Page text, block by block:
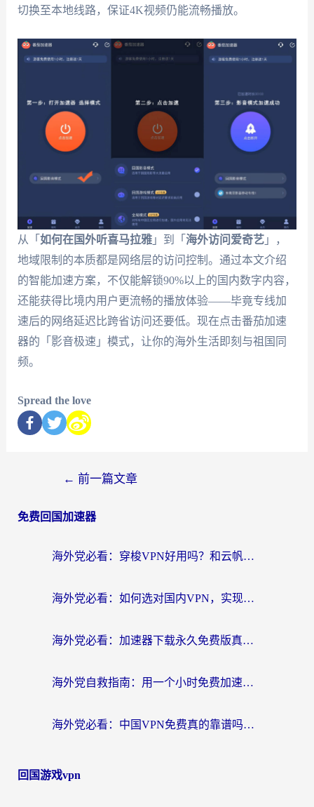
切换至本地线路，保证4K视频仍能流畅播放。
从「 如何在国外听喜马拉雅」到「 海外访问爱奇艺」，
地域限制的本质都是网络层的访问控制。通过本文介绍
的智能加速方案，不仅能解锁90%以上的国内数字内容，
还能获得比境内用户更流畅的播放体验——毕竟专线加
速后的网络延迟比跨省访问还要低。现在点击番茄加速
器的「影音极速」模式，让你的海外生活即刻与祖国同
频。
Spread the love
← 前一篇文章
免费回国加速器
海外党必看：穿梭VPN好用吗？和云帆VPN对比哪个回国效果更好？附真实测评+避坑指南
海外党必看：如何选对国内VPN，实现无缝访问国内资源？
海外党必看：加速器下载永久免费版真的存在吗？教你无缝访问国内资源的正确姿势
海外党自救指南：用一个小时免费加速器，轻松打破国内资源访问壁垒？
海外党必看：中国VPN免费真的靠谱吗？手把手教你选对回国加速器
回国游戏vpn